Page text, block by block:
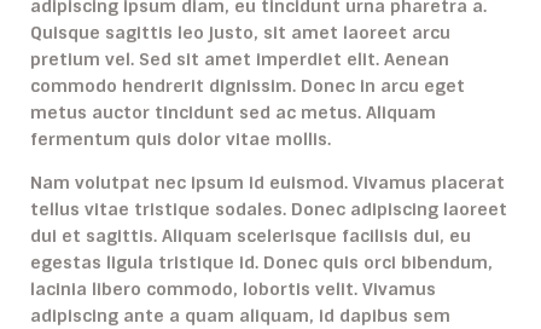
adipiscing ipsum diam, eu tincidunt urna pharetra a.
Quisque sagittis leo justo, sit amet laoreet arcu
pretium vel. Sed sit amet imperdiet elit. Aenean
commodo hendrerit dignissim. Donec in arcu eget
metus auctor tincidunt sed ac metus. Aliquam
fermentum quis dolor vitae mollis.
Nam volutpat nec ipsum id euismod. Vivamus placerat
tellus vitae tristique sodales. Donec adipiscing laoreet
dui et sagittis. Aliquam scelerisque facilisis dui, eu
egestas ligula tristique id. Donec quis orci bibendum,
lacinia libero commodo, lobortis velit. Vivamus
adipiscing ante a quam aliquam, id dapibus sem